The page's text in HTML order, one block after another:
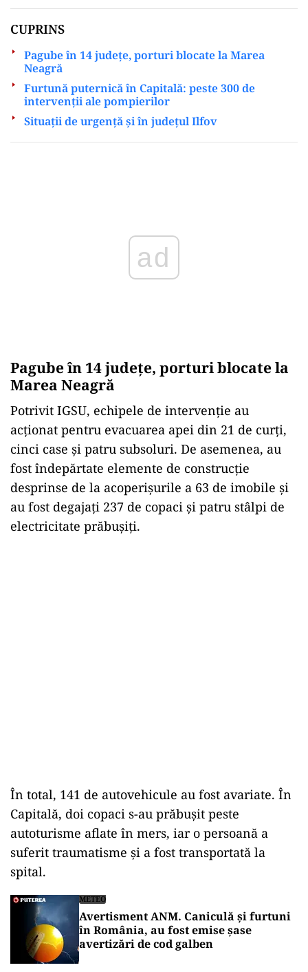
CUPRINS
Pagube în 14 județe, porturi blocate la Marea
Neagră
Furtună puternică în Capitală: peste 300 de
intervenții ale pompierilor
Situații de urgență și în județul Ilfov
Pagube în 14 județe, porturi blocate la
Marea Neagră
Potrivit IGSU, echipele de intervenție au
acționat pentru evacuarea apei din 21 de curți,
cinci case și patru subsoluri. De asemenea, au
fost îndepărtate elemente de construcție
desprinse de la acoperișurile a 63 de imobile și
au fost degajați 237 de copaci și patru stâlpi de
electricitate prăbușiți.
În total, 141 de autovehicule au fost avariate. În
Capitală, doi copaci s-au prăbușit peste
autoturisme aflate în mers, iar o persoană a
suferit traumatisme și a fost transportată la
spital.
METEO
Avertisment ANM. Caniculă și furtuni
în România, au fost emise șase
avertizări de cod galben